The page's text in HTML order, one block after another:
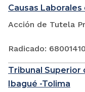
Causas
Acción de Tutela
Radicado:
Tribunal Superior
Ibagué -Tolima